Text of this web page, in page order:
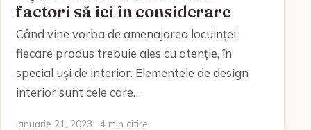
factori să iei în considerare
Când vine vorba de amenajarea locuinței,
fiecare produs trebuie ales cu atenție, în
special uși de interior. Elementele de design
interior sunt cele care…
ianuarie 21, 2023 · 4 min citire